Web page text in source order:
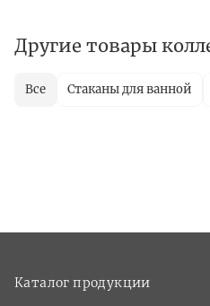
Другие товары
Все Стаканы для ванной
Каталог продукции